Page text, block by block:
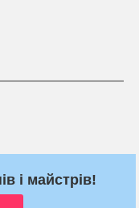
і майстрів!